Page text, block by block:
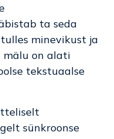
ta seda
minevikust ja
mälu on alati
tekstuaalse
sünkroonse